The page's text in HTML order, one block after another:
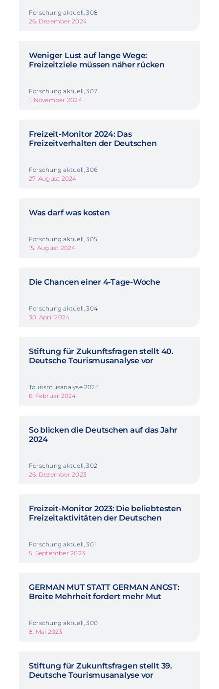
Forschung aktuell, 308
26. Dezember 2024
Weniger Lust auf lange Wege:
Freizeitziele müssen näher rücken
Forschung aktuell, 307
1. November 2024
Freizeit-Monitor 2024: Das
Freizeitverhalten der Deutschen
Forschung aktuell, 306
27. August 2024
Was darf was kosten
Forschung aktuell, 305
15. August 2024
Die Chancen einer 4-Tage-Woche
Forschung aktuell, 304
30. April 2024
Stiftung für Zukunftsfragen stellt 40.
Deutsche Tourismusanalyse vor
Tourismusanalyse 2024
6. Februar 2024
So blicken die Deutschen auf das Jahr
2024
Forschung aktuell, 302
26. Dezember 2023
Freizeit-Monitor 2023: Die beliebtesten
Freizeitaktivitäten der Deutschen
Forschung aktuell, 301
5. September 2023
GERMAN MUT STATT GERMAN ANGST:
Breite Mehrheit fordert mehr Mut
Forschung aktuell, 300
8. Mai 2023
Stiftung für Zukunftsfragen stellt 39.
Deutsche Tourismusanalyse vor